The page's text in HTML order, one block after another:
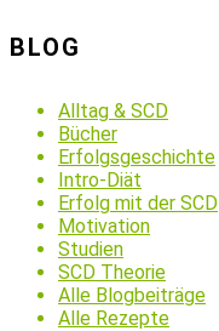
BLOG
Alltag & SCD
Bücher
Erfolgsgeschichte
Intro-Diät
Erfolg mit der SCD
Motivation
Studien
SCD Theorie
Alle Blogbeiträge
Alle Rezepte